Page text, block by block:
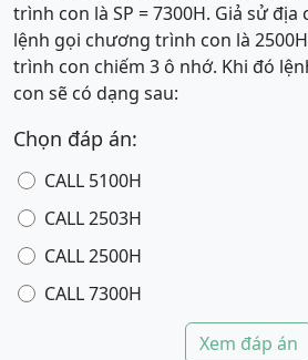
trình con là SP = 7300H. Giả sử
lệnh gọi chương trình con là
trình con chiếm 3 ô nhớ. Khi đó
con sẽ có dạng sau:
Chọn đáp án:
CALL 5100H
CALL 2503H
CALL 2500H
CALL 7300H
Xem đáp án